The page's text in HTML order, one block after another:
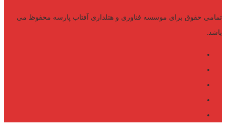
تمامی حقوق برای موسسه فناوری و هتلداری آفتاب پارسه محفوظ می
باشد.